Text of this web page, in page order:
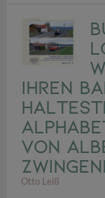
ihren
von
Otto Leiß